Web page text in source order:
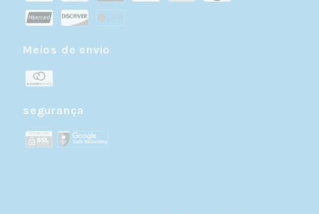
Meios de envio
segurança